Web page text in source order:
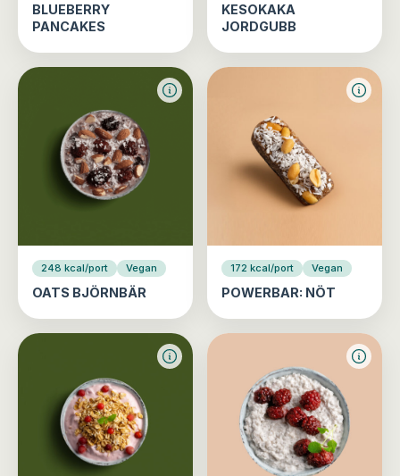
BLUEBERRY
PANCAKES
KESOKAKA
JORDGUBB
248 kcal/port Vegan
OATS BJÖRNBÄR
172 kcal/port Vegan
POWERBAR: NÖT